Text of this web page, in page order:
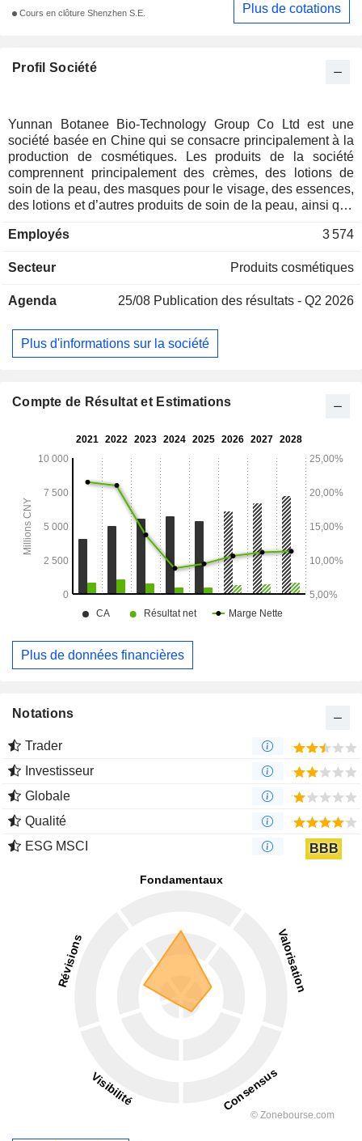
Profil Société
Yunnan Botanee Bio-Technology Group Co Ltd est une
société basée en Chine qui se consacre principalement à la
production de cosmétiques. Les produits de la société
comprennent principalement des crèmes, des lotions de
soin de la peau, des masques pour le visage, des essences,
des lotions et d’autres produits de soin de la peau, ainsi que
des crèmes BB (Blemish Balm) et des démaquillants. La
développement, de production et de vente de dispositifs
principalement des biofilms réparateurs à base d'acide
hyaluronique, principalement utilisés pour la protection de la
peau dont la barrière cutanée a été endommagée à la suite
marché national.
Employés 3 574
Secteur Produits cosmétiques
Agenda 25/08 Publication des résultats - Q2 2026
Plus d'informations sur la société
Cours en clôture Shenzhen S.E. Plus de cotations
Compte de Résultat et Estimations
Plus de données financières
Notations
Trader
Investisseur
Globale
Qualité
ESG MSCI
BBB